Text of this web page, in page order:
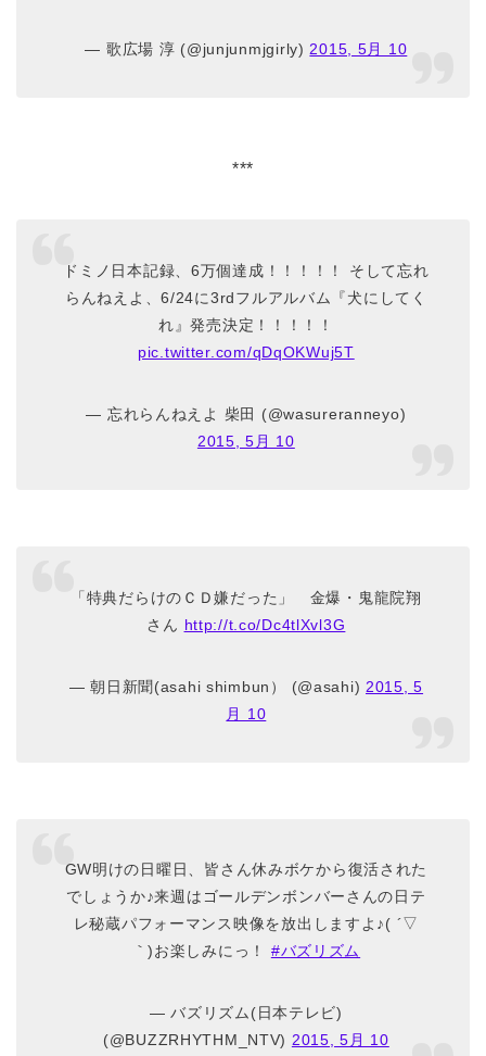
— 歌広場 淳 (@junjunmjgirly)2015, 5月 10
***
ドミノ日本記録、6万個達成！！！！！ そして忘れ
らんねえよ、6/24に3rdフルアルバム『犬にしてく
れ』発売決定！！！！！
pic.twitter.com/qDqOKWuj5T
— 忘れらんねえよ 柴田 (@wasureranneyo)
2015, 5月 10
「特典だらけのＣＤ嫌だった」 金爆・鬼龍院翔
さん http://t.co/Dc4tlXvl3G
— 朝日新聞(asahi shimbun） (@asahi) 2015, 5
月 10
GW明けの日曜日、皆さん休みボケから復活された
でしょうか♪来週はゴールデンボンバーさんの日テ
レ秘蔵パフォーマンス映像を放出しますよ♪( ´▽
｀)お楽しみにっ！ #バズリズム
— バズリズム(日本テレビ)
(@BUZZRHYTHM_NTV) 2015, 5月 10